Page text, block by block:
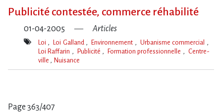
Publicité contestée, commerce réhabilité
01-04-2005 Articles
Mot(s)-
Loi Loi Galland Environnement
Urbanisme commercial
Loi Raffarin
Publicité Formation professionnelle
Centre-
ville
Nuisance
Page 363/407